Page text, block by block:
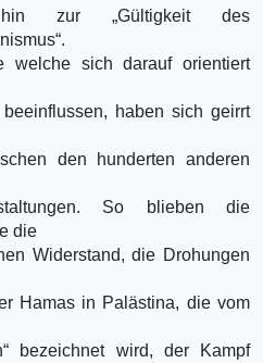
hin zur „Gültigkeit des
welche sich darauf orientiert
haben sich geirrt
den hunderten anderen
So blieben die
die
Widerstand, die Drohungen
Hamas in Palästina, die vom
bezeichnet wird, der Kampf